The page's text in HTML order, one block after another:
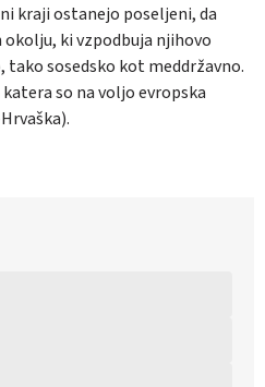
kraji ostanejo poseljeni, da
ki vzpodbuja njihovo
tako sosedsko kot meddržavno.
so na voljo evropska